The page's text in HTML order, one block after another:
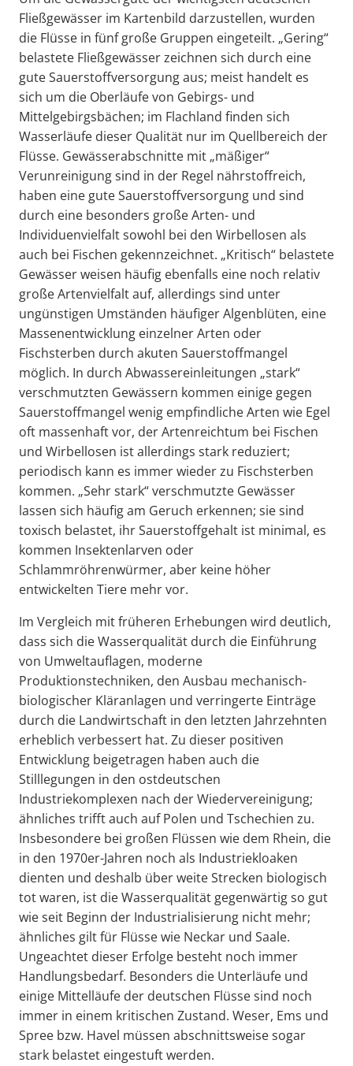
Fließgewässer im Kartenbild darzustellen, wurden
die Flüsse in fünf große Gruppen eingeteilt. „Gering“
belastete Fließgewässer zeichnen sich durch eine
gute Sauerstoffversorgung aus; meist handelt es
sich um die Oberläufe von Gebirgs- und
Mittelgebirgsbächen; im Flachland finden sich
Wasserläufe dieser Qualität nur im Quellbereich der
Flüsse. Gewässerabschnitte mit „mäßiger“
Verunreinigung sind in der Regel nährstoffreich,
haben eine gute Sauerstoffversorgung und sind
durch eine besonders große Arten- und
Individuenvielfalt sowohl bei den Wirbellosen als
auch bei Fischen gekennzeichnet. „Kritisch“ belastete
Gewässer weisen häufig ebenfalls eine noch relativ
große Artenvielfalt auf, allerdings sind unter
ungünstigen Umständen häufiger Algenblüten, eine
Massenentwicklung einzelner Arten oder
Fischsterben durch akuten Sauerstoffmangel
möglich. In durch Abwassereinleitungen „stark“
verschmutzten Gewässern kommen einige gegen
Sauerstoffmangel wenig empfindliche Arten wie Egel
oft massenhaft vor, der Artenreichtum bei Fischen
und Wirbellosen ist allerdings stark reduziert;
periodisch kann es immer wieder zu Fischsterben
kommen. „Sehr stark“ verschmutzte Gewässer
lassen sich häufig am Geruch erkennen; sie sind
toxisch belastet, ihr Sauerstoffgehalt ist minimal, es
kommen Insektenlarven oder
Schlammröhrenwürmer, aber keine höher
entwickelten Tiere mehr vor.
Im Vergleich mit früheren Erhebungen wird deutlich,
dass sich die Wasserqualität durch die Einführung
von Umweltauflagen, moderne
Produktionstechniken, den Ausbau mechanisch-
biologischer Kläranlagen und verringerte Einträge
durch die Landwirtschaft in den letzten Jahrzehnten
erheblich verbessert hat. Zu dieser positiven
Entwicklung beigetragen haben auch die
Stilllegungen in den ostdeutschen
Industriekomplexen nach der Wiedervereinigung;
ähnliches trifft auch auf Polen und Tschechien zu.
Insbesondere bei großen Flüssen wie dem Rhein, die
in den 1970er-Jahren noch als Industriekloaken
dienten und deshalb über weite Strecken biologisch
tot waren, ist die Wasserqualität gegenwärtig so gut
wie seit Beginn der Industrialisierung nicht mehr;
ähnliches gilt für Flüsse wie Neckar und Saale.
Ungeachtet dieser Erfolge besteht noch immer
Handlungsbedarf. Besonders die Unterläufe und
einige Mittelläufe der deutschen Flüsse sind noch
immer in einem kritischen Zustand. Weser, Ems und
Spree bzw. Havel müssen abschnittsweise sogar
stark belastet eingestuft werden.